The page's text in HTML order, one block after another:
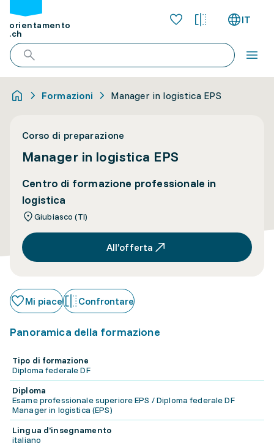
orientamento
.ch
IT
Formazioni Manager in logistica EPS
Corso di preparazione
Manager in logistica EPS
Centro di formazione professionale in
logistica
Giubiasco (TI)
All’offerta
Mi piace Confrontare
Panoramica della formazione
Tipo di formazione
Diploma federale DF
Diploma
Esame professionale superiore EPS / Diploma federale DF
Manager in logistica (EPS)
Lingua d'insegnamento
italiano